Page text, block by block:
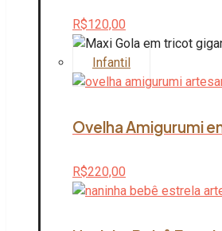
R$120,00
Infantil
Ovelha Amigurumi
R$220,00